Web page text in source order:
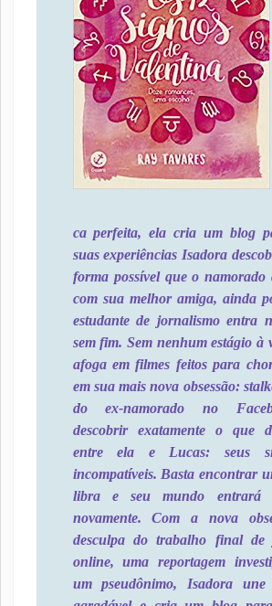
ca perfeita, ela cria um blog
suas experiências Isadora
forma possível que o
com sua melhor amiga, ainda
estudante de jornalismo entra
sem fim. Sem nenhum estágio à
afoga em filmes feitos para
em sua mais nova obsessão:
do ex-namorado no
descobrir exatamente o que
entre ela e Lucas: seus
incompatíveis. Basta encontrar
libra e seu mundo entrará
novamente. Com a nova
desculpa do trabalho final de
online, uma reportagem
um pseudônimo, Isadora